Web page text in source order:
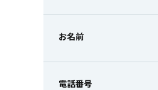
お名前
電話番号